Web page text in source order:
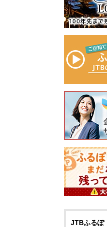
町を応援していただけるみ
なさまと一緒に持続可能な
まちづくりを進めていきま
みなさまの応援をよろしく
JTBふるぽ